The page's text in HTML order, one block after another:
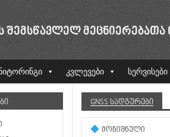
ᲨᲔᲛᲡᲬᲐᲕᲚᲔᲚ
კვლევები სერვისები
GNSS ᲡᲐᲓᲒᲣᲠᲔᲑᲘ
ᲛᲝᲜᲘᲨᲜᲣᲚᲘ